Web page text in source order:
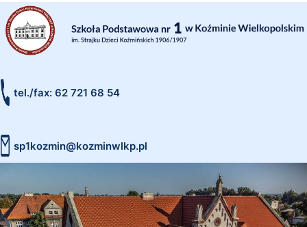
tel./fax: 62 721 68 54
sp1kozmin@kozminwlkp.pl